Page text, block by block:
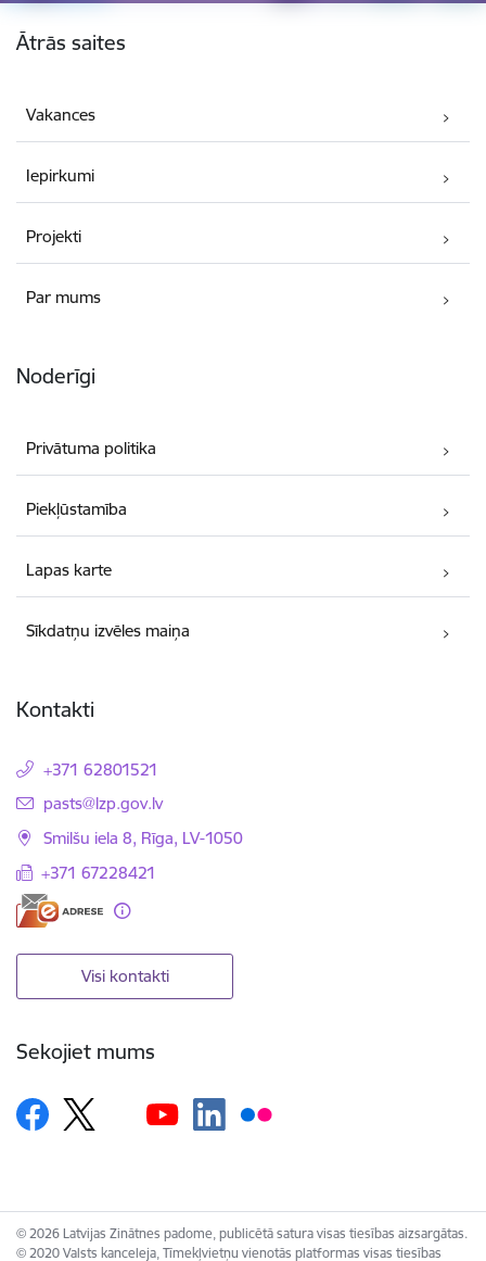
Kājene
Ātrās saites
Vakances
Iepirkumi
Projekti
Par mums
Noderīgi
Privātuma politika
Piekļūstamība
Lapas karte
Sīkdatņu izvēles maiņa
Kontakti
+371 62801521
E-pasts:
pasts@lzp.gov.lv
Smilšu iela 8, Rīga, LV-1050
+371 67228421
Visi kontakti
Sekojiet mums
© 2026 Latvijas Zinātnes padome, publicētā satura visas tiesības aizsargātas.
© 2020 Valsts kanceleja, Tīmekļvietņu vienotās platformas visas tiesības